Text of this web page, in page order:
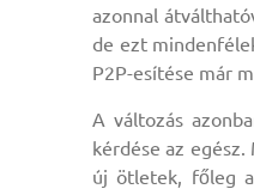
azonnal
de ezt
P2P-esítése már
A változás
kérdése az
új ötletek, főleg